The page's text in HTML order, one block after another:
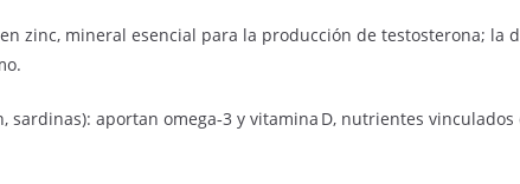
zinc, mineral esencial para la producción de testosterona; la
sardinas): aportan omega‑3 y vitamina D, nutrientes vinculados